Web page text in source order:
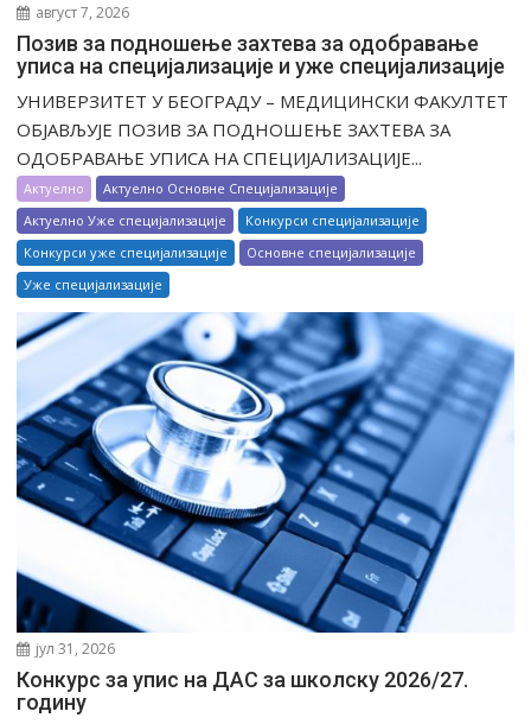
август 7, 2026
Позив за подношење захтева за одобравање
уписа на специјализације и уже специјализације
УНИВЕРЗИТЕТ У БЕОГРАДУ – МЕДИЦИНСКИ ФАКУЛТЕТ
ОБЈАВЉУЈЕ ПОЗИВ ЗА ПОДНОШЕЊЕ ЗАХТЕВА ЗА
ОДОБРАВАЊЕ УПИСА НА СПЕЦИЈАЛИЗАЦИЈЕ...
Актуелно
Актуелно Основне Специјализације
Актуелно Уже специјализације
Конкурси специјализације
Конкурси уже специјализације
Основне специјализације
Уже специјализације
јул 31, 2026
Конкурс за упис на ДАС за школску 2026/27.
годину